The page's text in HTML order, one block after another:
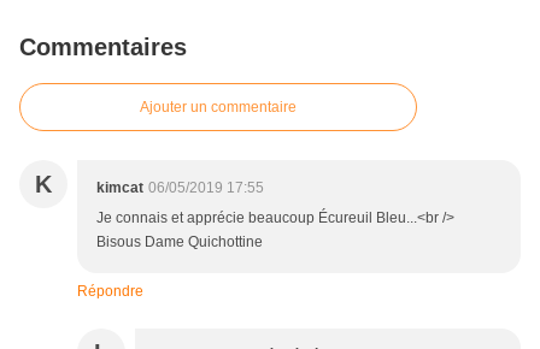
Commentaires
Ajouter un commentaire
K kimcat 06/05/2019 17:55
Je connais et apprécie beaucoup Écureuil Bleu...<br />
Bisous Dame Quichottine
Répondre